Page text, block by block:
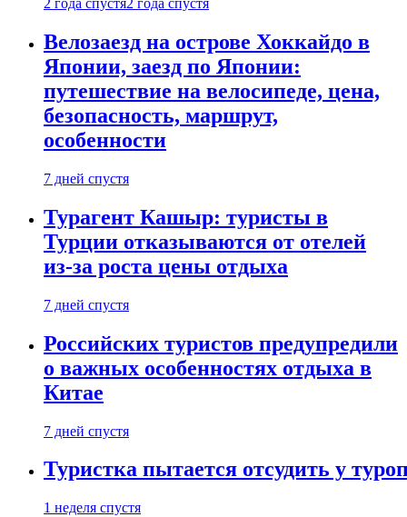
2 года спустя2 года спустя
Велозаезд на острове Хоккайдо в
Японии, заезд по Японии:
путешествие на велосипеде, цена,
безопасность, маршрут,
особенности
7 дней спустя
Турагент Кашыр: туристы в
Турции отказываются от отелей
из-за роста цены отдыха
7 дней спустя
Российских туристов предупредили
о важных особенностях отдыха в
Китае
7 дней спустя
Туристка пытается отсудить у
1 неделя спустя